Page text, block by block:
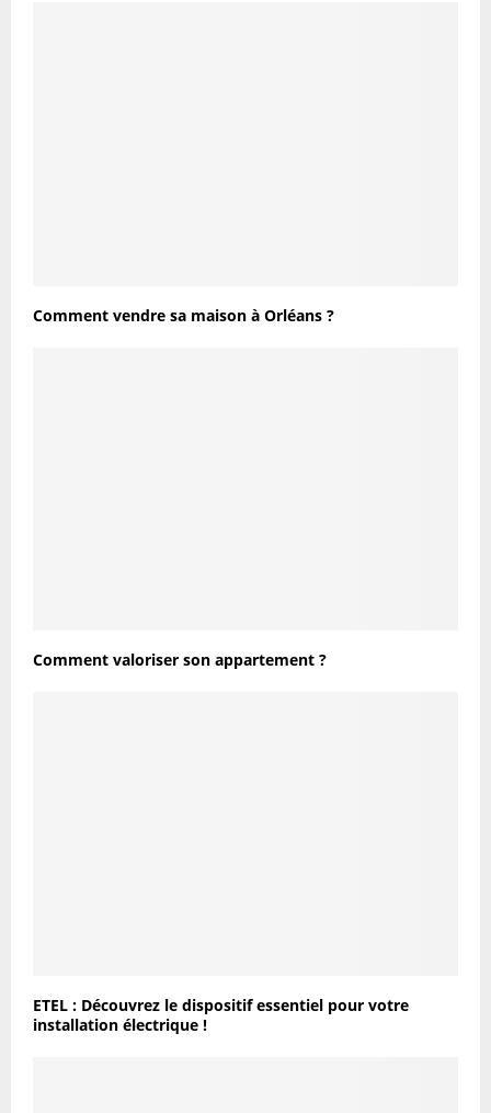
Comment vendre sa maison à Orléans ?
Comment valoriser son appartement ?
ETEL : Découvrez le dispositif essentiel pour votre
installation électrique !